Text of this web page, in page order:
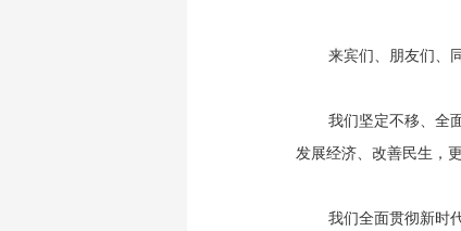
来宾们、朋友们、
我们坚定不移、全
发展经济、改善民生，
我们全面贯彻新时